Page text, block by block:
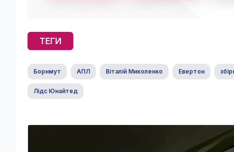
ТЕГИ
Борнмут АПЛ Віталій Миколенко Евертон
Лідс Юнайтед